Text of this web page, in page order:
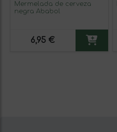
Mermelada de cerveza
negra Ababol
6,95 €